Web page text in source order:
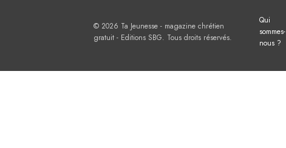
Qui
sommes-
nous ?
© 2026 Ta Jeunesse - magazine chrétien
gratuit - Editions SBG. Tous droits réservés.